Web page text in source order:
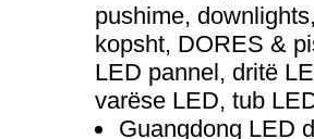
pushime,
kopsht, DORES &
LED pannel, dritë
varëse LED, tub
Guangdong LED